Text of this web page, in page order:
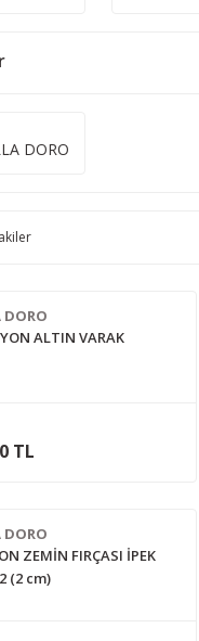
DORO
DORO
ALTIN VARAK
TL
DORO
ZEMİN FIRÇASI İPEK
(2 cm)